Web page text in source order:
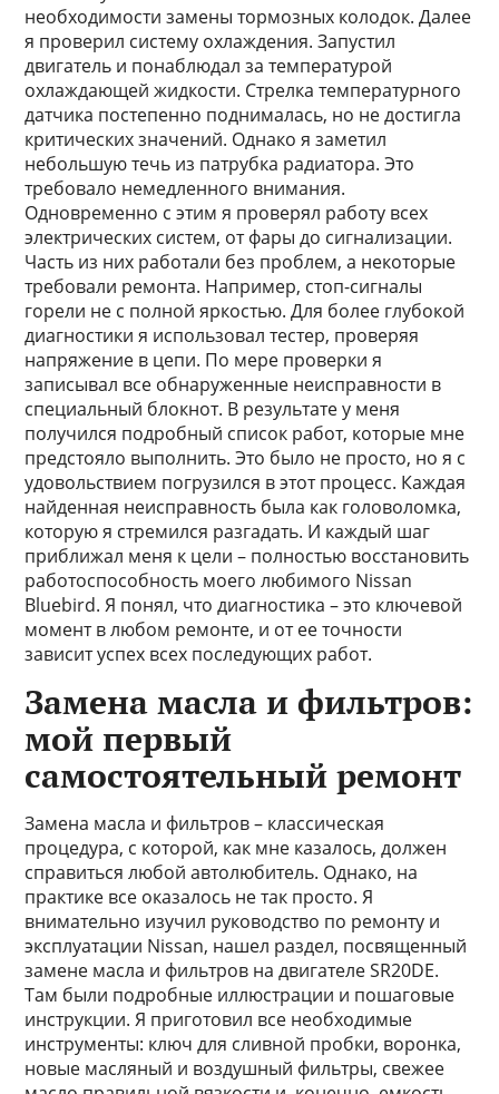
необходимости замены тормозных колодок. Далее
я проверил систему охлаждения. Запустил
двигатель и понаблюдал за температурой
охлаждающей жидкости. Стрелка температурного
датчика постепенно поднималась, но не достигла
критических значений. Однако я заметил
небольшую течь из патрубка радиатора. Это
требовало немедленного внимания.
Одновременно с этим я проверял работу всех
электрических систем, от фары до сигнализации.
Часть из них работали без проблем, а некоторые
требовали ремонта. Например, стоп-сигналы
горели не с полной яркостью. Для более глубокой
диагностики я использовал тестер, проверяя
напряжение в цепи. По мере проверки я
записывал все обнаруженные неисправности в
специальный блокнот. В результате у меня
получился подробный список работ, которые мне
предстояло выполнить. Это было не просто, но я с
удовольствием погрузился в этот процесс. Каждая
найденная неисправность была как головоломка,
которую я стремился разгадать. И каждый шаг
приближал меня к цели – полностью восстановить
работоспособность моего любимого Nissan
Bluebird. Я понял, что диагностика – это ключевой
момент в любом ремонте, и от ее точности
зависит успех всех последующих работ.
Замена масла и фильтров:
мой первый
самостоятельный ремонт
Замена масла и фильтров – классическая
процедура, с которой, как мне казалось, должен
справиться любой автолюбитель. Однако, на
практике все оказалось не так просто. Я
внимательно изучил руководство по ремонту и
эксплуатации Nissan, нашел раздел, посвященный
замене масла и фильтров на двигателе SR20DE.
Там были подробные иллюстрации и пошаговые
инструкции. Я приготовил все необходимые
инструменты: ключ для сливной пробки, воронка,
новые масляный и воздушный фильтры, свежее